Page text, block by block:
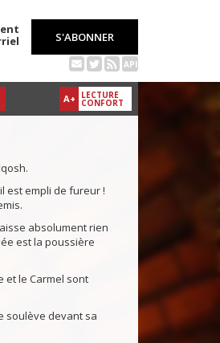
S'ABONNER
API
A+ LECTURE
CONFORT
est empli de fureur !
absolument rien
est la poussière
et le Carmel sont
soulève devant sa